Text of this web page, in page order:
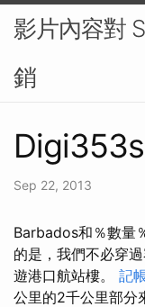
影片內容對
銷
Sep 22, 2013
Barbados和％數量
的是，我們不必穿
遊港口航站樓。 記
公里的2千公里部分